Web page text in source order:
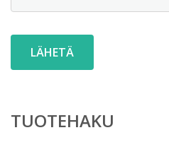
TUOTEHAKU